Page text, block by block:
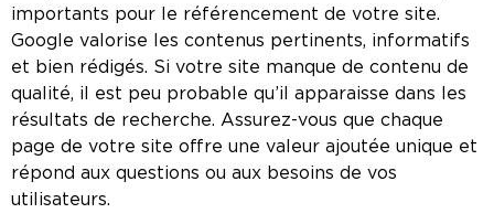
importants pour le référencement de votre site.
Google valorise les contenus pertinents, informatifs
et bien rédigés. Si votre site manque de contenu de
qualité, il est peu probable qu’il apparaisse dans les
résultats de recherche. Assurez-vous que chaque
page de votre site offre une valeur ajoutée unique et
répond aux questions ou aux besoins de vos
utilisateurs.